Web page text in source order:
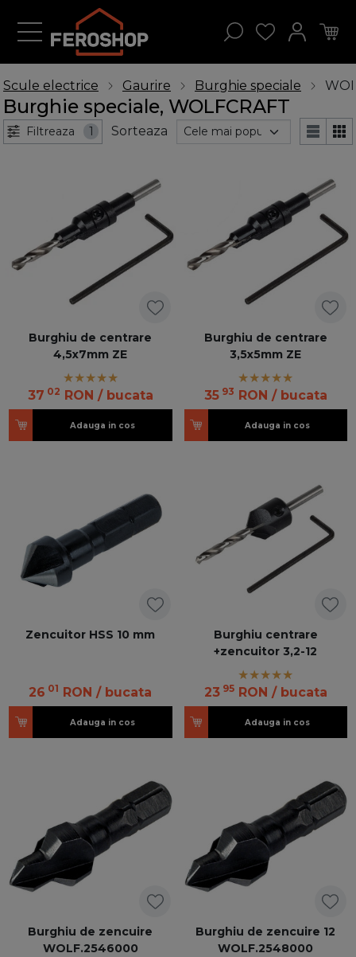
Scule electrice Gaurire Burghie speciale
Burghie speciale, WOLFCRAFT
Filtreaza 1 Sorteaza
Burghiu de centrare
4,5x7mm ZE
37 02 RON / bucata
Adauga in cos
Burghiu de centrare
3,5x5mm ZE
35 93 RON / bucata
Adauga in cos
Zencuitor HSS 10 mm
26 01 RON / bucata
Adauga in cos
Burghiu centrare
+zencuitor 3,2-12
23 95 RON / bucata
Adauga in cos
Burghiu de zencuire
WOLF.2546000
Burghiu de zencuire 12
WOLF.2548000